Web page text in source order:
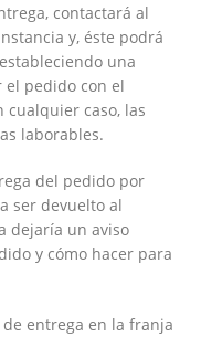
contactará al
y, éste podrá
una
el pedido con el
cualquier caso, las
laborables.
del pedido por
ser devuelto al
dejaría un aviso
y cómo hacer para
entrega en la franja